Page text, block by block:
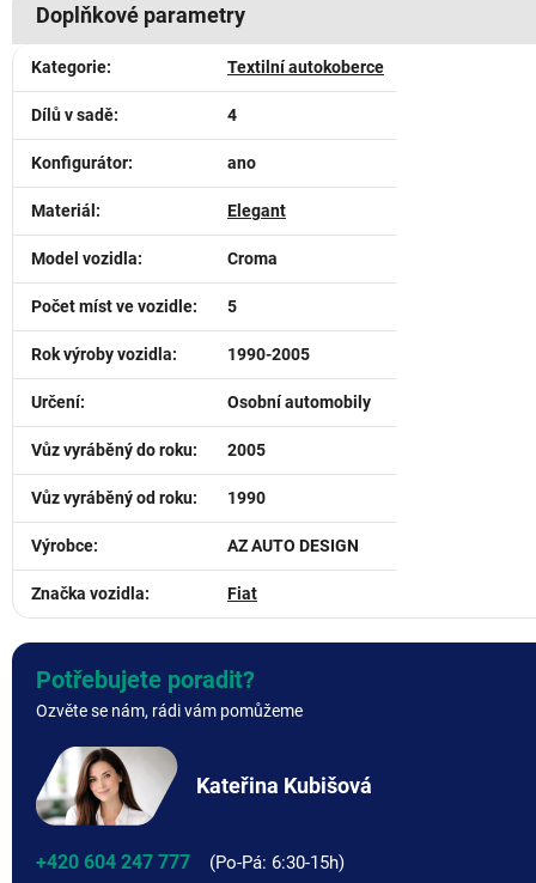
Doplňkové parametry
Kategorie: Textilní autokoberce
Dílů v sadě: 4
Konfigurátor: ano
Materiál : Elegant
Model vozidla: Croma
Počet míst ve vozidle: 5
Rok výroby vozidla: 1990-2005
Určení: Osobní automobily
Vůz vyráběný do roku: 2005
Vůz vyráběný od roku: 1990
Výrobce: AZ AUTO DESIGN
Značka vozidla: Fiat
Potřebujete poradit?
Ozvěte se nám, rádi vám pomůžeme
Kateřina Kubišová
+420 604 247 777